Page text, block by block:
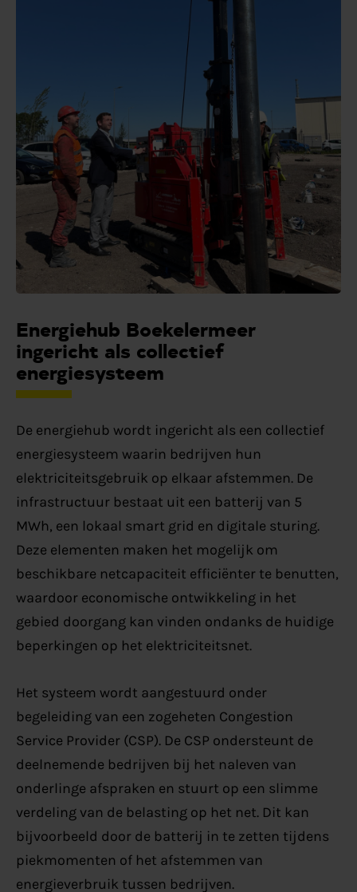
Energiehub Boekelermeer
ingericht als collectief
energiesysteem
De energiehub wordt ingericht als een collectief
energiesysteem waarin bedrijven hun
elektriciteitsgebruik op elkaar afstemmen. De
infrastructuur bestaat uit een batterij van 5
MWh, een lokaal smart grid en digitale sturing.
Deze elementen maken het mogelijk om
beschikbare netcapaciteit efficiënter te benutten,
waardoor economische ontwikkeling in het
gebied doorgang kan vinden ondanks de huidige
beperkingen op het elektriciteitsnet.
Het systeem wordt aangestuurd onder
begeleiding van een zogeheten Congestion
Service Provider (CSP). De CSP ondersteunt de
deelnemende bedrijven bij het naleven van
onderlinge afspraken en stuurt op een slimme
verdeling van de belasting op het net. Dit kan
bijvoorbeeld door de batterij in te zetten tijdens
piekmomenten of het afstemmen van
energieverbruik tussen bedrijven.